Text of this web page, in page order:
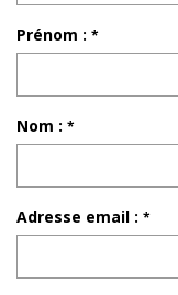
Prénom : *
Nom : *
Adresse email : *